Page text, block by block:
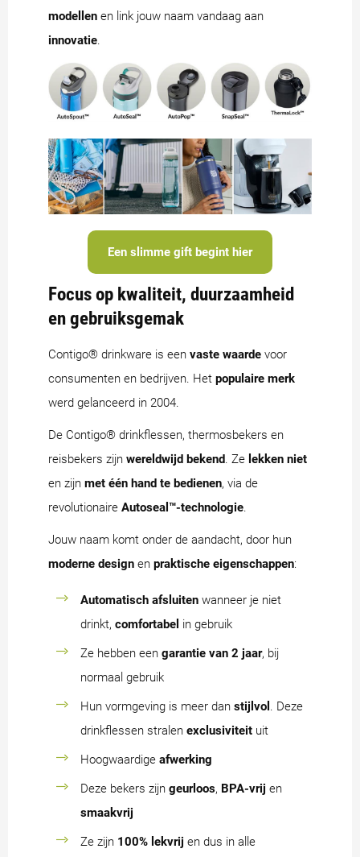
modellen en link jouw naam vandaag aan
innovatie.
Een slimme gift begint hier
Focus op kwaliteit, duurzaamheid
en gebruiksgemak
Contigo® drinkware is een vaste waarde voor
consumenten en bedrijven. Het populaire merk
werd gelanceerd in 2004.
De Contigo® drinkflessen, thermosbekers en
reisbekers zijn wereldwijd bekend. Ze lekken niet
en zijn met één hand te bedienen, via de
revolutionaire Autoseal™-technologie.
Jouw naam komt onder de aandacht, door hun
moderne design en praktische eigenschappen:
Automatisch afsluiten wanneer je niet
drinkt, comfortabel in gebruik
Ze hebben een garantie van 2 jaar, bij
normaal gebruik
Hun vormgeving is meer dan stijlvol . Deze
drinkflessen stralen exclusiviteit uit
Hoogwaardige afwerking
Deze bekers zijn geurloos, BPA-vrij en
smaakvrij
Ze zijn 100% lekvrij en dus in alle